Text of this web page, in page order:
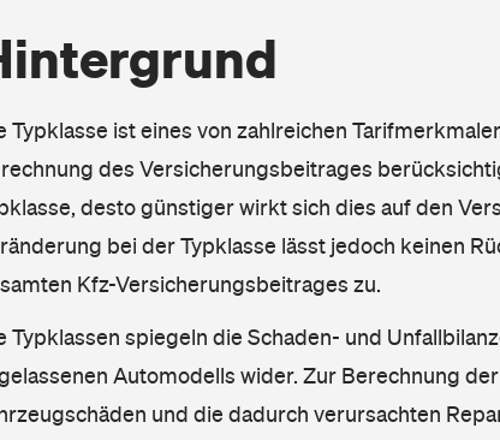
Typklasse ist eines von zahlreichen
des Versicherungsbeitrages
desto günstiger wirkt sich dies auf den
bei der Typklasse lässt jedoch keinen
Kfz-Versicherungsbeitrages zu.
Typklassen spiegeln die Schaden- und
Automodells wider. Zur Berechnung
und die dadurch verursachten